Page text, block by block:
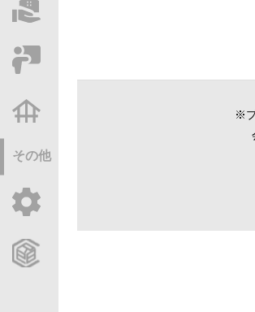
その他
※